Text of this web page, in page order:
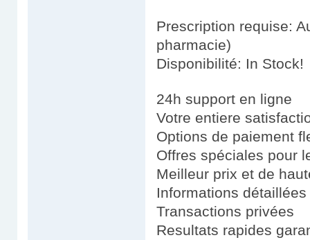
Prescription requise:
pharmacie)
Disponibilité: In Stock!
24h support en ligne
Votre entiere
Options de paiement
Offres spéciales pour
Meilleur prix et de
Informations
Transactions privées
Resultats rapides